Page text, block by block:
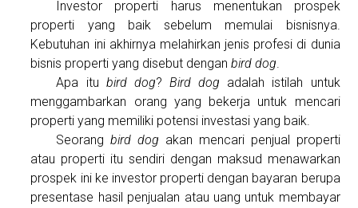
Investor properti harus menentukan prospek
properti yang baik sebelum memulai bisnisnya.
Kebutuhan ini akhirnya melahirkan jenis profesi di dunia
bisnis properti yang disebut denganbird dog.
Apa itu bird dog?Bird dog adalah istilah untuk
menggambarkan orang yang bekerja untuk mencari
properti yang memiliki potensi investasi yang baik.
Seorangbird dog akan mencari penjual properti
atau properti itu sendiri dengan maksud menawarkan
prospek ini ke investor properti dengan bayaran berupa
presentase hasil penjualan atau uang untuk membayar